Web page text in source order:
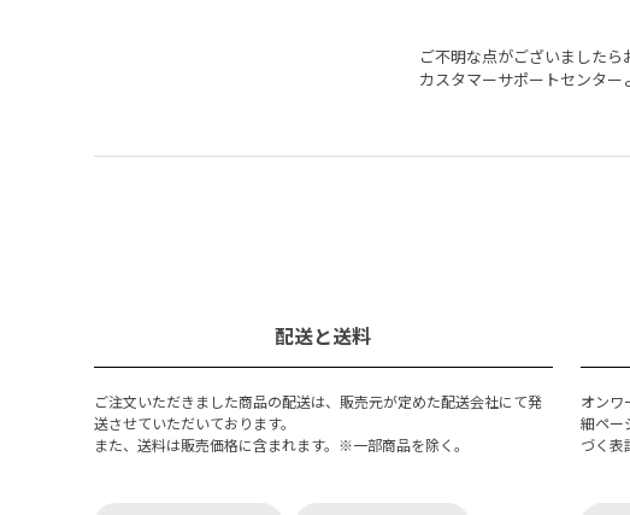
ご不明な点がございましたら
カスタマーサポートセンター
配送と送料
ご注文いただきました商品の配送は、販売元が定めた配送会社にて発
送させていただいております。
また、送料は販売価格に含まれます。※一部商品を除く。
オンワ
細ペー
づく表